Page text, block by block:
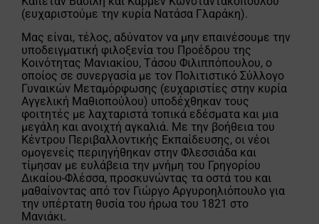
(ευχαριστούμε την κυρία Νατάσα Γλαράκη).
Μας είναι, τέλος, αδύνατον να μην επαινέσουμε την
υποδειγματική φιλοξενία του Προέδρου της
Κοινότητας Μανιακίου, Τάσου Φιλιππόπουλου, ο
οποίος σε συνεργασία με τον Πολιτιστικό Σύλλογο
Γυναικών Μεταμόρφωσης (ευχαριστίες στην κυρία
Αγγελική Μαθιοπούλου) υποδέχθηκαν τους
φοιτητές με λαχταριστά τοπικά εδέσματα και μια
μεγάλη και ανοιχτή αγκαλιά. Με την βοήθεια του
Κέντρου Περιβαλλοντικής Εκπαίδευσης, οι νέοι
ομογενείς περιηγήθηκαν στην Φλεσσιάδα και
τίμησαν με ευλάβεια την μνήμη του Γρηγορίου
Δικαίου-Φλέσσα, προσκυνώντας τα οστά του και
μαθαίνοντας από τον Γιώργο Αργυροηλιόπουλο για
την υπέρτατη θυσία του ήρωα του 1821 στο
Μανιάκι.